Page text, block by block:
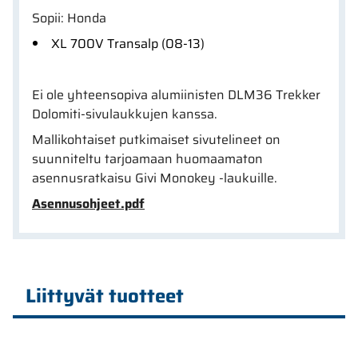
Sopii: Honda
XL 700V Transalp (08-13)
Ei ole yhteensopiva alumiinisten DLM36 Trekker
Dolomiti-sivulaukkujen kanssa.
Mallikohtaiset putkimaiset sivutelineet on
suunniteltu tarjoamaan huomaamaton
asennusratkaisu Givi Monokey -laukuille.
Asennusohjeet.pdf
Liittyvät tuotteet